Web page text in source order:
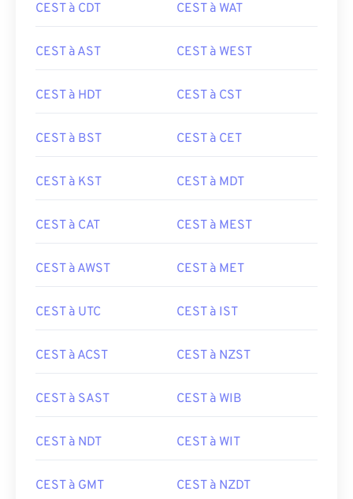
CEST à CDT CEST à WAT
CEST à AST CEST à WEST
CEST à HDT CEST à CST
CEST à BST CEST à CET
CEST à KST CEST à MDT
CEST à CAT CEST à MEST
CEST à AWST CEST à MET
CEST à UTC CEST à IST
CEST à ACST CEST à NZST
CEST à SAST CEST à WIB
CEST à NDT CEST à WIT
CEST à GMT CEST à NZDT